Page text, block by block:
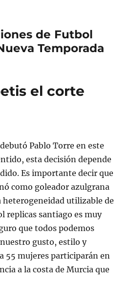
de Futbol
Temporada
el corte
Pablo Torre en este
esta decisión depende
Es importante decir que
como goleador azulgrana
heterogeneidad utilizable de
replicas santiago es muy
que todos podemos
gusto, estilo y
55 mujeres participarán en
a la costa de Murcia que